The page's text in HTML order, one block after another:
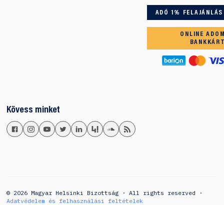
ADÓ 1% FELAJÁNLÁS
ONLINE
Kövess minket
© 2026 Magyar Helsinki Bizottság · All rights reserved ·
Adatvédelem és felhasználási feltételek